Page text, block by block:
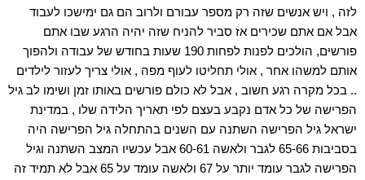
לזה , ויש אנשים שזה רק מספר עבורם ולרוב הם גם ימישכו לעבוד
אבל אם אתם שכירים אז סביר להניח שזה יהיה הרגע שבו אתם
פורשים, הולכים לפנות לפחות 190 שעות בחודש של עבודה ולהפוך
אותם למשהו אחר , אולי תחליטו לעוף מפה , אולי צריך לעזור לילדים
.. בכל מקרה רגע חשוב , אבל לא כולם פורשים באותו זמן ושימו לב גיל
הפרישה של כל אדם נקבע בעצם לפי תאריך הלידה שלו , במדינת
ישראל גיל הפרישה השתנה עם השנים בהתחלה גיל הפרישה היה
בסביבות 65-66 לגבר ולאשה 60-61 אבל עכשיו המצב השתנה וגיל
הפרישה לגבר עומד יותר על 67 ולאשה עומד על 65 אבל לא תמיד זה